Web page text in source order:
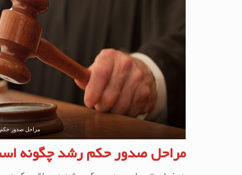
مراحل صدور حکم
مراحل صدور حکم رشد چگونه